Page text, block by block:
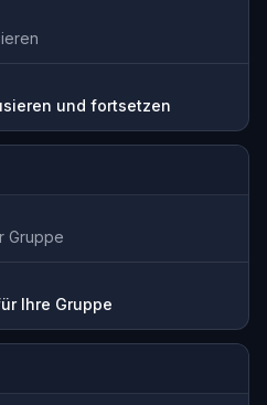
und fortsetzen
Gruppe
Ihre Gruppe